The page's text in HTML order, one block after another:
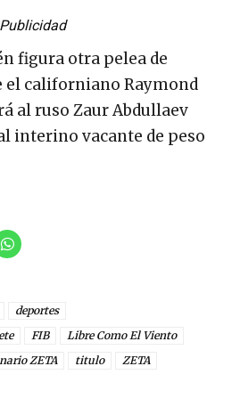
Publicidad
figura otra pelea de
el californiano Raymond
al ruso Zaur Abdullaev
interino vacante de peso
deportes
FIB
Libre Como El Viento
ZETA titulo ZETA